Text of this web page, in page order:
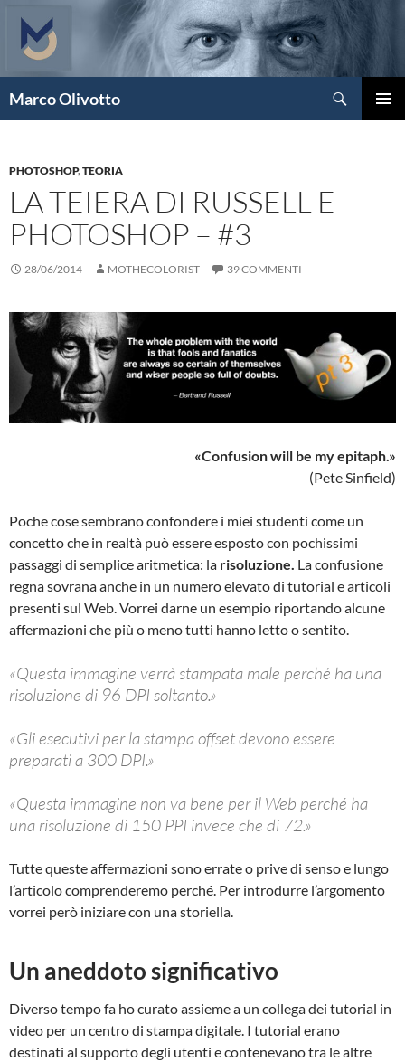
contenuto
Marco Olivotto
PHOTOSHOP,TEORIA
LA TEIERA DI RUSSELL E
PHOTOSHOP – #3
28/06/2014 MOTHECOLORIST 39 COMMENTI
«Confusion will be my epitaph.»
(Pete Sinfield)
Poche cose sembrano confondere i miei studenti come un
concetto che in realtà può essere esposto con pochissimi
passaggi di semplice aritmetica: la risoluzione. La confusione
regna sovrana anche in un numero elevato di tutorial e articoli
presenti sul Web. Vorrei darne un esempio riportando alcune
affermazioni che più o meno tutti hanno letto o sentito.
«Questa immagine verrà stampata male perché ha una
risoluzione di 96 DPI soltanto.»
«Gli esecutivi per la stampa offset devono essere
preparati a 300 DPI.»
«Questa immagine non va bene per il Web perché ha
una risoluzione di 150 PPI invece che di 72.»
Tutte queste affermazioni sono errate o prive di senso e lungo
l’articolo comprenderemo perché. Per introdurre l’argomento
vorrei però iniziare con una storiella.
Un aneddoto significativo
Diverso tempo fa ho curato assieme a un collega dei tutorial in
video per un centro di stampa digitale. I tutorial erano
destinati al supporto degli utenti e contenevano tra le altre